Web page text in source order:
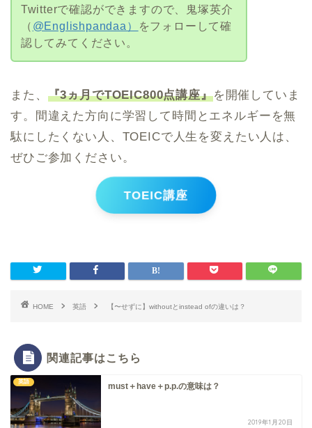
Twitterで確認ができますので、鬼塚英介
（ @Englishpandaa）
をフォローして確
認してみてください。
また、 『3ヵ月でTOEIC800点講座』を開催していま
す。間違えた方向に学習して時間とエネルギーを無
駄にしたくない人、TOEICで人生を変えたい人は、
ぜひご参加ください。
TOEIC講座
HOME 英語 【〜せずに】withoutとinstead ofの違いは？
関連記事はこちら
英語 must＋have＋p.p.の意味は？
2019年1月20日